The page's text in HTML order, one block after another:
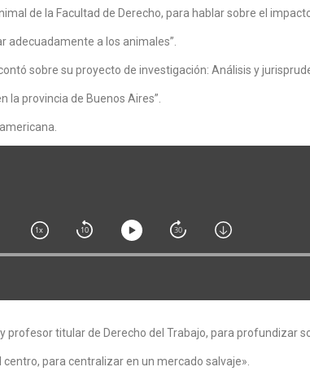
de la Facultad de Derecho, para hablar sobre el
adecuadamente a los animales”.
sobre su proyecto de investigación: Análisis y
provincia de Buenos Aires”.
titular de Derecho del Trabajo, para profundizar
para centralizar en un mercado salvaje».